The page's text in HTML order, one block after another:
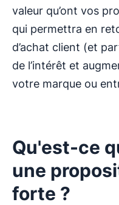
valeur qu’ont vos
qui permettra en
d’achat client (et
de l’intérêt et
votre marque ou
Qu'est-ce
une
forte ?